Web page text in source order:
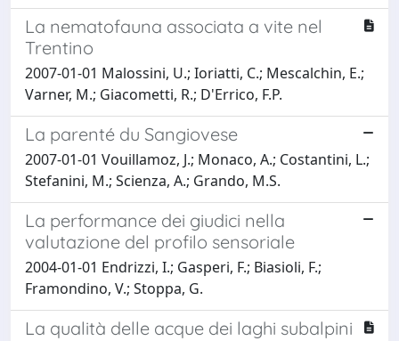
La nematofauna associata a vite nel
Trentino
2007-01-01 Malossini, U.; Ioriatti, C.; Mescalchin, E.;
Varner, M.; Giacometti, R.; D'Errico, F.P.
La parenté du Sangiovese
2007-01-01 Vouillamoz, J.; Monaco, A.; Costantini, L.;
Stefanini, M.; Scienza, A.; Grando, M.S.
La performance dei giudici nella
valutazione del profilo sensoriale
2004-01-01 Endrizzi, I.; Gasperi, F.; Biasioli, F.;
Framondino, V.; Stoppa, G.
La qualità delle acque dei laghi subalpini